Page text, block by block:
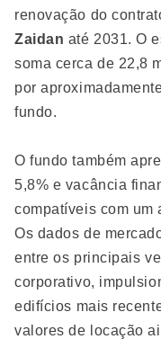
renovação do
Zaidan até 2031. O
soma cerca de 22,8
por
fundo.
O fundo também
5,8% e vacância
compatíveis com um
Os dados de
entre os principais
corporativo,
edifícios mais
valores de locação